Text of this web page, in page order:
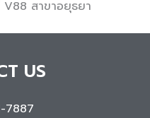
US
7887